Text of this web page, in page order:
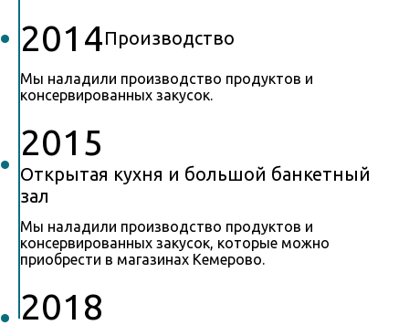
2014Производство
Мы наладили производство продуктов и
консервированных закусок.
2015
Открытая кухня и большой банкетный
зал
Мы наладили производство продуктов и
консервированных закусок, которые можно
приобрести в магазинах Кемерово.
2018